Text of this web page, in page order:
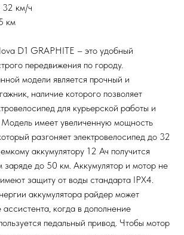
32 км/ч
км
D1 GRAPHITE – это удобный
передвижения по городу.
модели является прочный и
наличие которого позволяет
для курьерской работы и
Модель имеет увеличенную мощность
разгоняет электровелосипед до 32
аккумулятору 12 Ач получится
заряде до 50 км. Аккумулятор и мотор не
защиту от воды стандарта IPX4.
аккумулятора райдер может
ассистента, когда в дополнение
педальный привод. Чтобы мотор